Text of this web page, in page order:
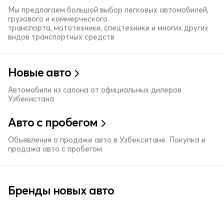
Мы предлагаем большой выбор легковых автомобилей,
грузового и коммерческого
транспорта, мототехники, спецтехники и многих других
видов транспортных средств
Новые авто
Автомобили из салона от официальных дилеров
Узбекистана
Авто с пробегом
Объявления о продаже авто в Узбекситане. Покупка и
продажа авто с пробегом
Бренды новых авто